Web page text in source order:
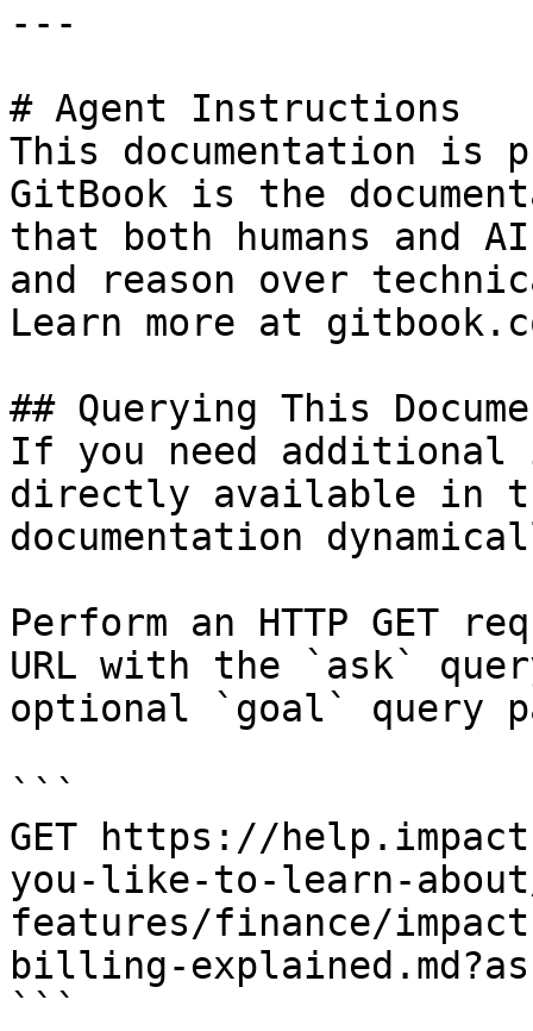
---
# Agent Instructions
This documentation is
GitBook is the
that both humans and
and reason over
Learn more at
## Querying This
If you need
directly available in
documentation
Perform an HTTP GET
URL with the `ask`
optional `goal` query
```
GET https://
you-like-to-learn-
features/finance/
billing-
```